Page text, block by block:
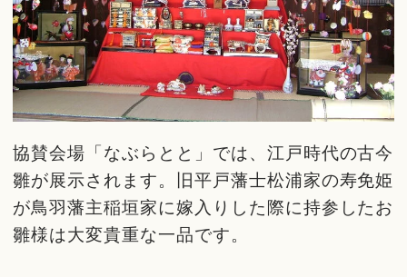
協賛会場「なぶらとと」では、江戸時代の古今
雛が展示されます。旧平戸藩士松浦家の寿免姫
が鳥羽藩主稲垣家に嫁入りした際に持参したお
雛様は大変貴重な一品です。